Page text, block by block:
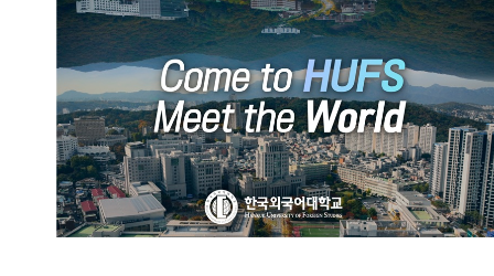
HUFS Official Promotional
Video (Chinese)